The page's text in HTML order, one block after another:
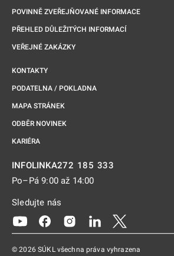
POVINNĚ ZVEŘEJŇOVANÉ INFORMACE
PŘEHLED DŮLEŽITÝCH INFORMACÍ
VEŘEJNÉ ZAKÁZKY
KONTAKTY
PODATELNA / POKLADNA
MAPA STRÁNEK
ODBĚR NOVINEK
KARIÉRA
INFOLINKA272 185 333
Po–Pá 9:00 až 14:00
Sledujte nás
Odkaz se otevře na nové kartě
Odkaz se otevře na nové
Odkaz se otevře na
Odkaz se
© 2026 SÚKL všechna práva vyhrazena